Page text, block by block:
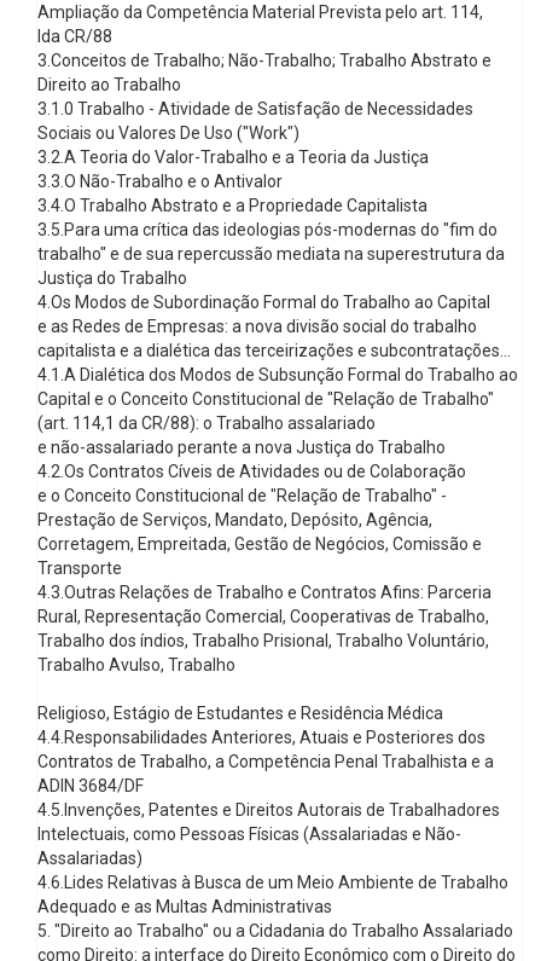
Ampliação da Competência Material Prevista pelo art. 114,
Ida CR/88
3.Conceitos de Trabalho; Não-Trabalho; Trabalho Abstrato e
Direito ao Trabalho
3.1.0 Trabalho - Atividade de Satisfação de Necessidades
Sociais ou Valores De Uso ("Work")
3.2.A Teoria do Valor-Trabalho e a Teoria da Justiça
3.3.O Não-Trabalho e o Antivalor
3.4.O Trabalho Abstrato e a Propriedade Capitalista
3.5.Para uma crítica das ideologias pós-modernas do "fim do
trabalho" e de sua repercussão mediata na superestrutura da
Justiça do Trabalho
4.Os Modos de Subordinação Formal do Trabalho ao Capital
e as Redes de Empresas: a nova divisão social do trabalho
capitalista e a dialética das terceirizações e subcontratações...
4.1.A Dialética dos Modos de Subsunção Formal do Trabalho ao
Capital e o Conceito Constitucional de "Relação de Trabalho"
(art. 114,1 da CR/88): o Trabalho assalariado
e não-assalariado perante a nova Justiça do Trabalho
4.2.Os Contratos Cíveis de Atividades ou de Colaboração
e o Conceito Constitucional de "Relação de Trabalho" -
Prestação de Serviços, Mandato, Depósito, Agência,
Corretagem, Empreitada, Gestão de Negócios, Comissão e
Transporte
4.3.Outras Relações de Trabalho e Contratos Afins: Parceria
Rural, Representação Comercial, Cooperativas de Trabalho,
Trabalho dos índios, Trabalho Prisional, Trabalho Voluntário,
Trabalho Avulso, Trabalho
Religioso, Estágio de Estudantes e Residência Médica
4.4.Responsabilidades Anteriores, Atuais e Posteriores dos
Contratos de Trabalho, a Competência Penal Trabalhista e a
ADIN 3684/DF
4.5.Invenções, Patentes e Direitos Autorais de Trabalhadores
Intelectuais, como Pessoas Físicas (Assalariadas e Não-
Assalariadas)
4.6.Lides Relativas à Busca de um Meio Ambiente de Trabalho
Adequado e as Multas Administrativas
5. "Direito ao Trabalho" ou a Cidadania do Trabalho Assalariado
como Direito: a interface do Direito Econômico com o Direito do